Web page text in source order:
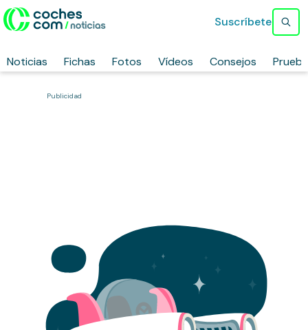
Noticias Fichas Fotos Vídeos Consejos
Suscríbete
Publicidad